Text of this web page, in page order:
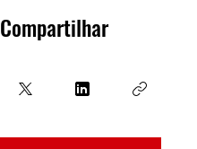
Compartilhar